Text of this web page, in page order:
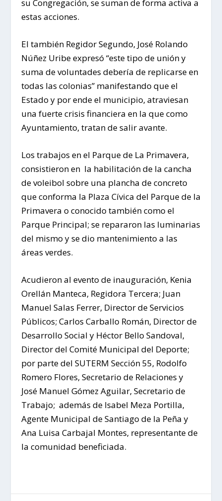
su Congregación, se suman de forma activa a
estas acciones.
El también Regidor Segundo, José Rolando
Núñez Uribe expresó “este tipo de unión y
suma de voluntades debería de replicarse en
todas las colonias” manifestando que el
Estado y por ende el municipio, atraviesan
una fuerte crisis financiera en la que como
Ayuntamiento, tratan de salir avante.
Los trabajos en el Parque de La Primavera,
consistieron en la habilitación de la cancha
de voleibol sobre una plancha de concreto
que conforma la Plaza Cívica del Parque de la
Primavera o conocido también como el
Parque Principal; se repararon las luminarias
del mismo y se dio mantenimiento a las
áreas verdes.
Acudieron al evento de inauguración, Kenia
Orellán Manteca, Regidora Tercera; Juan
Manuel Salas Ferrer, Director de Servicios
Públicos; Carlos Carballo Román, Director de
Desarrollo Social y Héctor Bello Sandoval,
Director del Comité Municipal del Deporte;
por parte del SUTERM Sección 55, Rodolfo
Romero Flores, Secretario de Relaciones y
José Manuel Gómez Aguilar, Secretario de
Trabajo; además de Isabel Meza Portilla,
Agente Municipal de Santiago de la Peña y
Ana Luisa Carbajal Montes, representante de
la comunidad beneficiada.